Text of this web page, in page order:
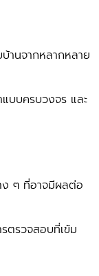
านจากหลากหลาย
บบครบวงจร และ
ง ๆ ที่อาจมีผลต่อ
ตรวจสอบที่เข้ม